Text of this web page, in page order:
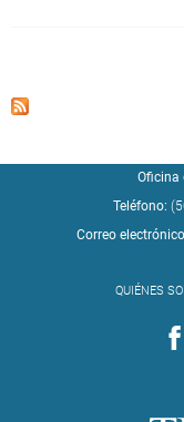
Oficina
Teléfono:
Correo
QUIÉNES